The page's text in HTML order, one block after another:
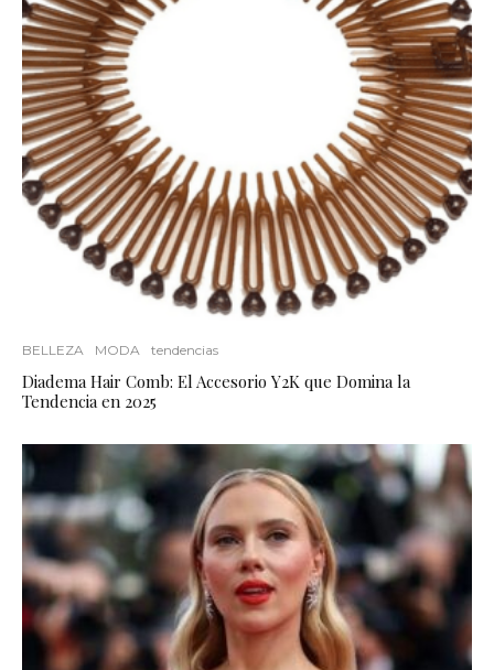
BELLEZA MODA tendencias
Diadema Hair Comb: El Accesorio Y2K que Domina la
Tendencia en 2025